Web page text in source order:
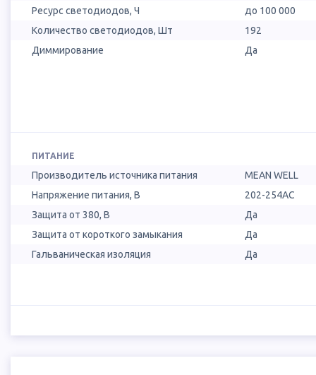
Ресурс светодиодов, Ч
до 100 000
Количество светодиодов, Шт
192
Диммирование
Да
ПИТАНИЕ
Производитель источника питания
MEAN WELL
Напряжение питания, В
202-254AC
Защита от 380, В
Да
Защита от короткого замыкания
Да
Гальваническая изоляция
Да